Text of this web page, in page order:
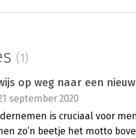
(1)
op weg naar een
september 2020
is cruciaal voor
zo’n beetje het motto